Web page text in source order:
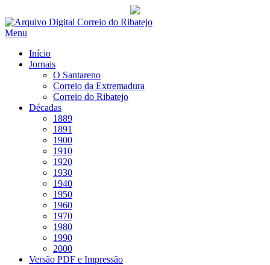
Saltar
para
Menu
Início
Jornais
O Santareno
Correio da Extremadura
Correio do Ribatejo
Décadas
1889
1891
1900
1910
1920
1930
1940
1950
1960
1970
1980
1990
2000
Versão PDF e Impressão